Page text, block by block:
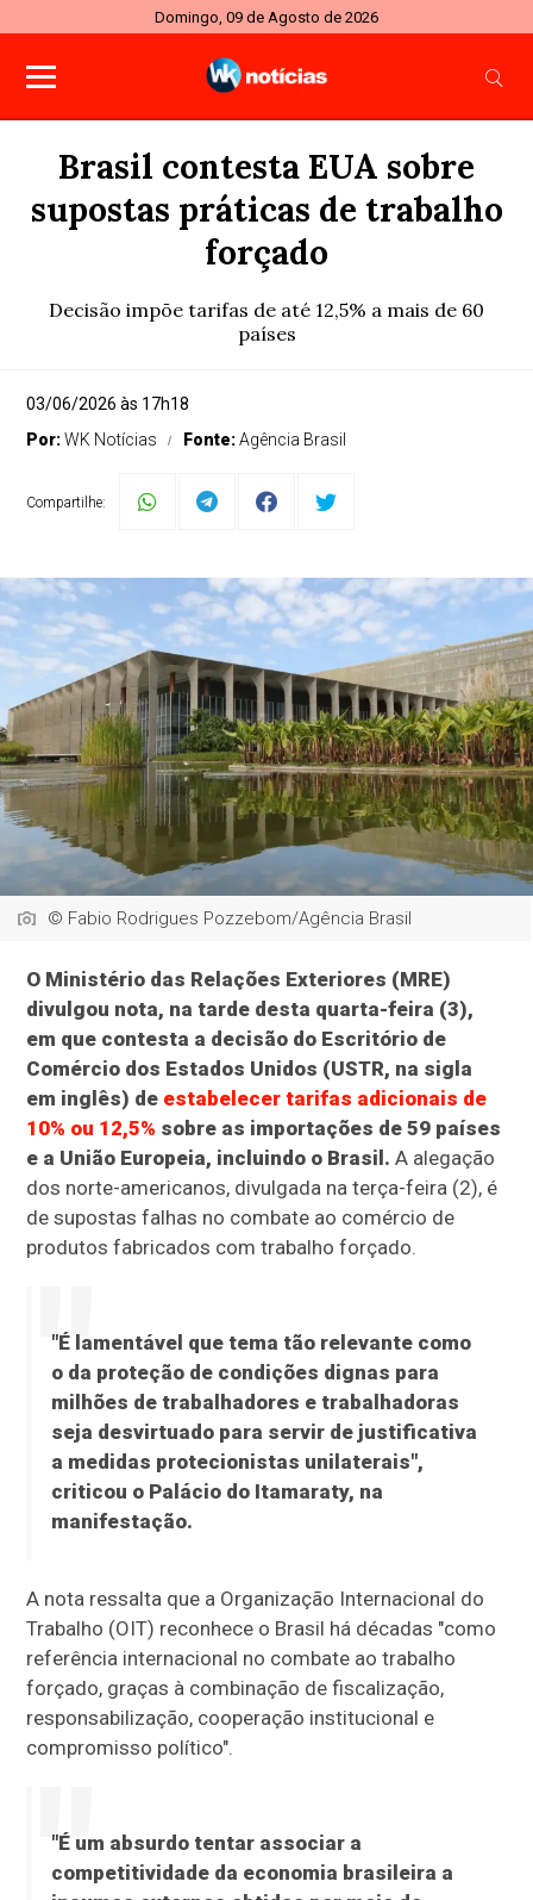
Domingo, 09 de Agosto de 2026
Brasil contesta EUA sobre
supostas práticas de trabalho
forçado
Decisão impõe tarifas de até 12,5% a mais de 60
países
03/06/2026 às 17h18
Por:WK Notícias Fonte:Agência Brasil
Compartilhe:
© Fabio Rodrigues Pozzebom/Agência Brasil
O Ministério das Relações Exteriores (MRE)
divulgou nota, na tarde desta quarta-feira (3),
em que contesta a decisão do Escritório de
Comércio dos Estados Unidos (USTR, na sigla
em inglês) de estabelecer tarifas adicionais de
10% ou 12,5% sobre as importações de 59 países
e a União Europeia, incluindo o Brasil. A alegação
dos norte-americanos, divulgada na terça-feira (2), é
de supostas falhas no combate ao comércio de
produtos fabricados com trabalho forçado.
"É lamentável que tema tão relevante como
o da proteção de condições dignas para
milhões de trabalhadores e trabalhadoras
seja desvirtuado para servir de justificativa
a medidas protecionistas unilaterais",
criticou o Palácio do Itamaraty, na
manifestação.
A nota ressalta que a Organização Internacional do
Trabalho (OIT) reconhece o Brasil há décadas "como
referência internacional no combate ao trabalho
forçado, graças à combinação de fiscalização,
responsabilização, cooperação institucional e
compromisso político".
"É um absurdo tentar associar a
competitividade da economia brasileira a